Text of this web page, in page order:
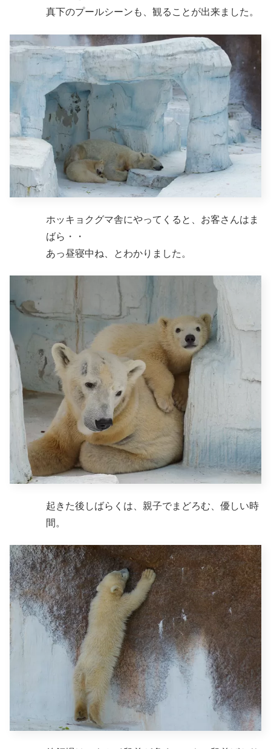
真下のプールシーンも、観ることが出来ました。
ホッキョクグマ舎にやってくると、お客さんはま
ばら・・
あっ昼寝中ね、とわかりました。
起きた後しばらくは、親子でまどろむ、優しい時
間。